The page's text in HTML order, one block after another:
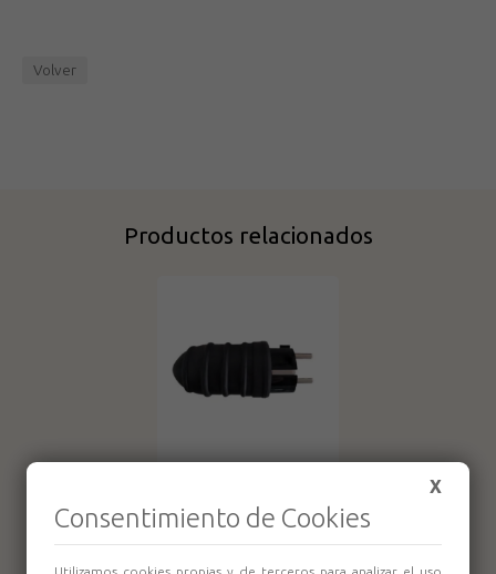
Volver
Productos relacionados
Asein
X
Consentimiento de Cookies
Utilizamos cookies propias y de terceros para analizar el uso